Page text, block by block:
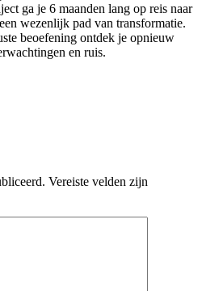
ga je 6 maanden lang op reis naar
wezenlijk pad van transformatie.
beoefening ontdek je opnieuw
en ruis.
Vereiste velden zijn